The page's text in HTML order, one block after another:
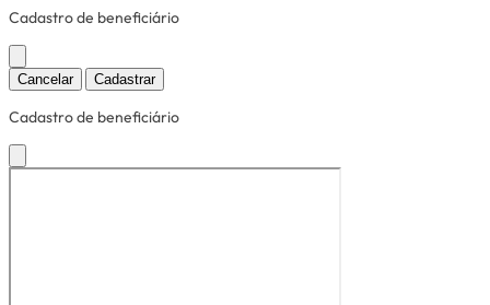
Cadastro de beneficiário
Cancelar Cadastrar
Cadastro de beneficiário